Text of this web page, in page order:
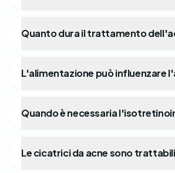
Quanto dura il trattamento
L'alimentazione può influenzare
Quando è necessaria
Le cicatrici da acne sono